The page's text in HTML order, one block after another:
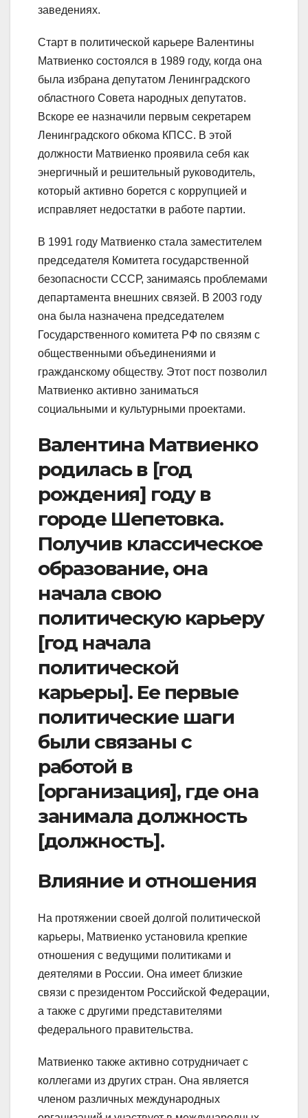
заведениях.
Старт в политической карьере Валентины
Матвиенко состоялся в 1989 году, когда она
была избрана депутатом Ленинградского
областного Совета народных депутатов.
Вскоре ее назначили первым секретарем
Ленинградского обкома КПСС. В этой
должности Матвиенко проявила себя как
энергичный и решительный руководитель,
который активно борется с коррупцией и
исправляет недостатки в работе партии.
В 1991 году Матвиенко стала заместителем
председателя Комитета государственной
безопасности СССР, занимаясь проблемами
департамента внешних связей. В 2003 году
она была назначена председателем
Государственного комитета РФ по связям с
общественными объединениями и
гражданскому обществу. Этот пост позволил
Матвиенко активно заниматься
социальными и культурными проектами.
Валентина Матвиенко
родилась в [год
рождения] году в
городе Шепетовка.
Получив классическое
образование, она
начала свою
политическую карьеру
[год начала
политической
карьеры]. Ее первые
политические шаги
были связаны с
работой в
[организация], где она
занимала должность
[должность].
Влияние и отношения
На протяжении своей долгой политической
карьеры, Матвиенко установила крепкие
отношения с ведущими политиками и
деятелями в России. Она имеет близкие
связи с президентом Российской Федерации,
а также с другими представителями
федерального правительства.
Матвиенко также активно сотрудничает с
коллегами из других стран. Она является
членом различных международных